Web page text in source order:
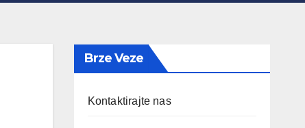
Brze Veze
Kontaktirajte nas